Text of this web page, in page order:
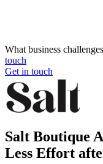
What business
touch
Get in touch
Salt Boutique
Less Effort